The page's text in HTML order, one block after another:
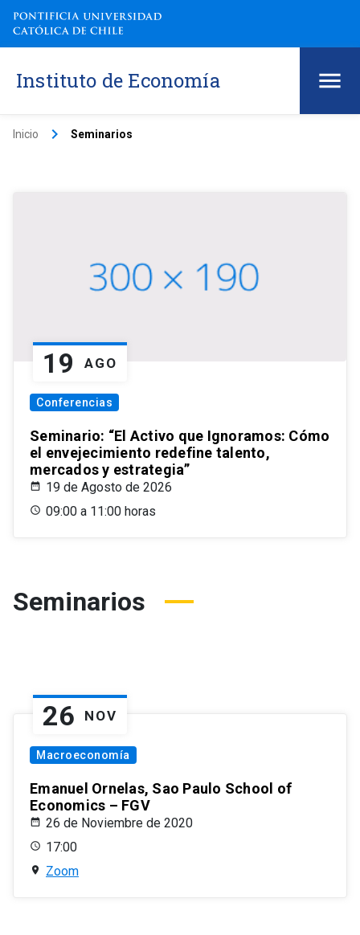
Instituto de Economía
Inicio keyboard_arrow_right Seminarios
19 AGO
Conferencias
Seminario: “El Activo que Ignoramos: Cómo
el envejecimiento redefine talento,
mercados y estrategia”
19 de Agosto de 2026
09:00 a 11:00 horas
Seminarios
26 NOV
Macroeconomía
Emanuel Ornelas, Sao Paulo School of
Economics – FGV
26 de Noviembre de 2020
17:00
Zoom